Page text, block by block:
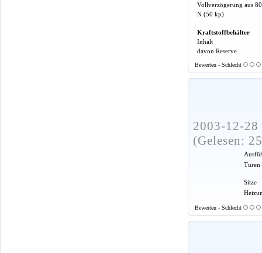
Vollverzögerung aus
N (50 kp)
Kraftstoffbehälter
Inhalt
davon Reserve
Bewerten - Schlecht
2003-12-
(Gelesen:
Türen
Sitze
Bewerten - Schlecht